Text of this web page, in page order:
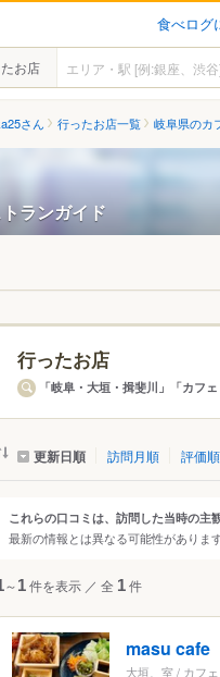
食べログ
お店
さん 行ったお店一覧 岐阜県のカ
ランガイド
エリアから探す
岐阜市
各務原・羽島
海津・養老・木曽三川
本巣・谷汲・瑞穂
揖斐川町
ジャンルから探す
すべて カフェ・パン・スイーツ
カフェ・喫茶店
スイーツ
行ったお店
「岐阜・大垣・揖斐川」「カフ
更新日順 訪問月順 評価順
これらの口コミは、訪問した当時の主
最新の情報とは異なる可能性がありま
～1件を表示 ／ 全 1件
masu cafe
大垣、室/ カフ